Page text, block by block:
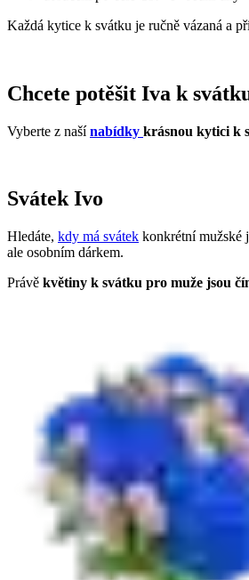
Každá kytice k svátku je ručně vázaná a
Chcete potěšit Iva k
Vyberte z našínabídky krásnou kytici k
Svátek Ivo
Hledáte, kdy má svátek konkrétní mužské
ale osobním dárkem.
Právě květiny k svátku pro muže jsou